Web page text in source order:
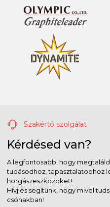
Szakértő szolgálat
Kérdésed van?
A legfontosabb, hogy
tudásodhoz, tapasztalatodhoz
horgászeszközöket!
Hívj és segítünk, hogy mivel
csónakban!